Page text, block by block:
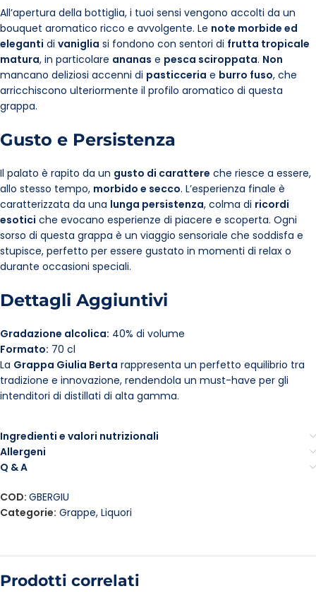
All’apertura della bottiglia, i tuoi sensi vengono accolti da un
bouquet aromatico ricco e avvolgente. Le note morbide ed
eleganti di vaniglia si fondono con sentori di frutta tropicale
matura, in particolare ananas e pesca sciroppata. Non
mancano deliziosi accenni di pasticceria e burro fuso, che
arricchiscono ulteriormente il profilo aromatico di questa
grappa.
Gusto e Persistenza
Il palato è rapito da un gusto di carattere che riesce a essere,
allo stesso tempo, morbido e secco. L’esperienza finale è
caratterizzata da una lunga persistenza, colma di ricordi
esotici che evocano esperienze di piacere e scoperta. Ogni
sorso di questa grappa è un viaggio sensoriale che soddisfa e
stupisce, perfetto per essere gustato in momenti di relax o
durante occasioni speciali.
Dettagli Aggiuntivi
Gradazione alcolica: 40% di volume
Formato: 70 cl
La Grappa Giulia Berta rappresenta un perfetto equilibrio tra
tradizione e innovazione, rendendola un must-have per gli
intenditori di distillati di alta gamma.
Ingredienti e valori nutrizionali
Allergeni
Q & A
COD: GBERGIU
Categorie: Grappe, Liquori
Prodotti correlati